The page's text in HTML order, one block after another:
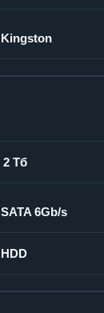
Kingston
2 Тб
SATA 6Gb/s
HDD